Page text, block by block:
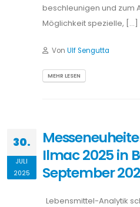
beschleunigen und zum
Möglichkeit spezielle, […]
Von Ulf Sengutta
MEHR LESEN
30.
JULI
2025
Ilmac 2025 in
September
Lebensmittel-Analytik